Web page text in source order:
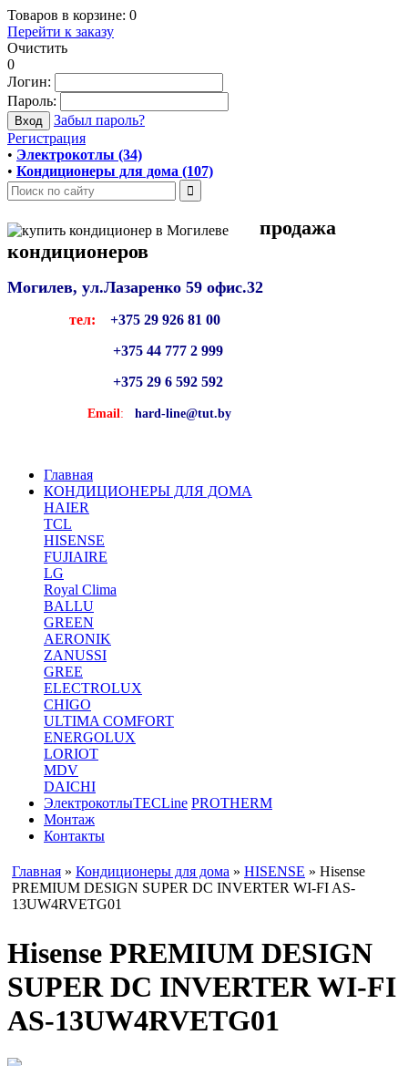
Товаров в корзине: 0
Перейти к заказу
Очистить
0
Логин:
Пароль:
Забыл пароль?
Регистрация
• Электрокотлы (34)
• Кондиционеры для дома (107)
продажа
кондиционеров
Могилев, ул.Лазаренко 59 офис.32
тел: +375 29 926 81 00
+375 44 777 2 999
+375 29 6 592 592
Email: hard-line@tut.by
Главная
КОНДИЦИОНЕРЫ ДЛЯ ДОМА
HAIER
TCL
HISENSE
FUJIAIRE
LG
Royal Clima
BALLU
GREEN
AERONIK
ZANUSSI
GREE
ELECTROLUX
CHIGO
ULTIMA COMFORT
ENERGOLUX
LORIOT
MDV
DAICHI
ЭлектрокотлыTECLine PROTHERM
Монтаж
Контакты
Главная » Кондиционеры для дома » HISENSE » Hisense
PREMIUM DESIGN SUPER DC INVERTER WI-FI AS-
13UW4RVETG01
Hisense PREMIUM DESIGN
SUPER DC INVERTER WI-FI
AS-13UW4RVETG01